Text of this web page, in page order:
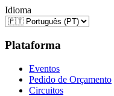
Idioma
Plataforma
Eventos
Pedido de Orçamento
Circuitos